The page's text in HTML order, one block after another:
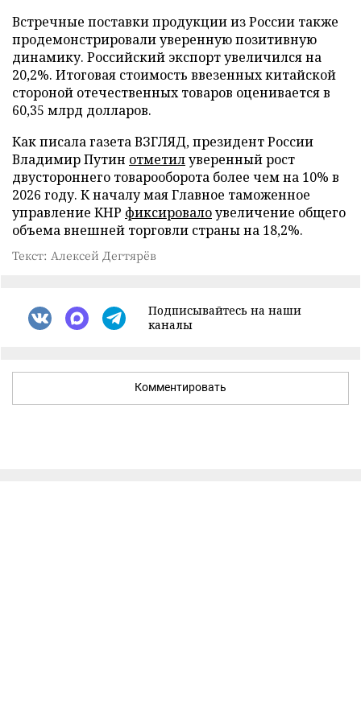
Встречные поставки продукции из России также
продемонстрировали уверенную позитивную
динамику. Российский экспорт увеличился на
20,2%. Итоговая стоимость ввезенных китайской
стороной отечественных товаров оценивается в
60,35 млрд долларов.
Как писала газета ВЗГЛЯД, президент России
Владимир Путин отметилуверенный рост
двустороннего товарооборота более чем на 10% в
2026 году. К началу мая Главное таможенное
управление КНР фиксировалоувеличение общего
объема внешней торговли страны на 18,2%.
Текст: Алексей Дегтярёв
Подписывайтесь на наши
каналы
Комментировать